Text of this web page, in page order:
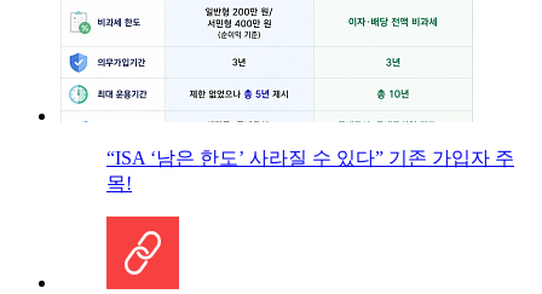
“ISA ‘남은 한도’ 사라질 수 있다” 기존 가입자 주
목!